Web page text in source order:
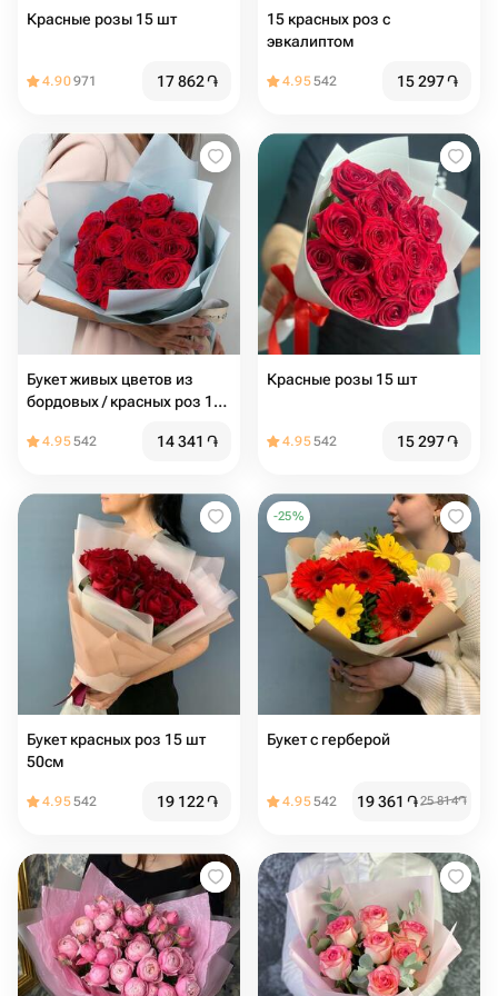
Красные розы 15 шт
4.90971 17 862֏
15 красных роз с
эвкалиптом
4.95542 15 297֏
Букет живых цветов из
бордовых / красных роз 15
цветов / Букет роз
4.95542 14 341 ֏
Красные розы 15 шт
4.95542 15 297֏
Букет красных роз 15 шт
50см
4.95542 19 122֏
-25%
Букет с герберой
4.95542 19 361 ֏25 814֏